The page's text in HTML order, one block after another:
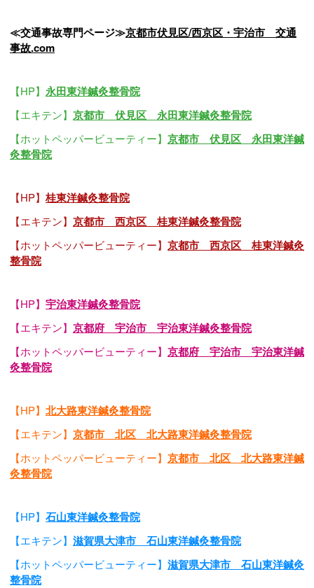
≪交通事故専門ページ≫京都市伏見区/西京区・宇治市 交通
事故.com
【HP】 永田東洋鍼灸整骨院
【エキテン】 京都市 伏見区 永田東洋鍼灸整骨院
【ホットペッパービューティー】 京都市 伏見区 永田東洋鍼
灸整骨院
【HP】 桂東洋鍼灸整骨院
【エキテン】 京都市 西京区 桂東洋鍼灸整骨院
【ホットペッパービューティー】 京都市 西京区 桂東洋鍼灸
整骨院
【HP】 宇治東洋鍼灸整骨院
【エキテン】 京都府 宇治市 宇治東洋鍼灸整骨院
【ホットペッパービューティー】 京都府 宇治市 宇治東洋鍼
灸整骨院
【HP】 北大路東洋鍼灸整骨院
【エキテン】 京都市 北区 北大路東洋鍼灸整骨院
【ホットペッパービューティー】 京都市 北区 北大路東洋鍼
灸整骨院
【HP】 石山東洋鍼灸整骨院
【エキテン】 滋賀県大津市 石山東洋鍼灸整骨院
【ホットペッパービューティー】 滋賀県大津市 石山東洋鍼灸
整骨院